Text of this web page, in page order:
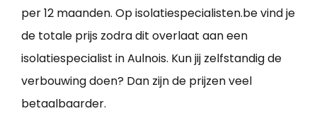
per 12 maanden. Op isolatiespecialisten.be vind je
de totale prijs zodra dit overlaat aan een
isolatiespecialist in Aulnois. Kun jij zelfstandig de
verbouwing doen? Dan zijn de prijzen veel
betaalbaarder.